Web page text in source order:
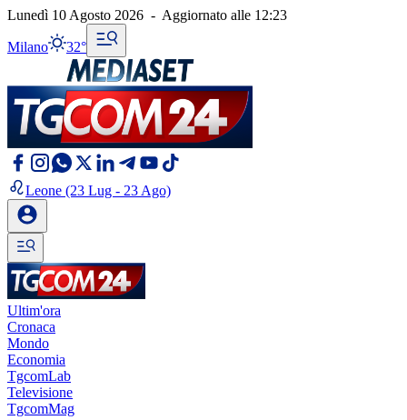
Lunedì 10 Agosto 2026 - Aggiornato alle 12:23
Milano 32°
Leone (23 Lug - 23 Ago)
Ultim'ora
Cronaca
Mondo
Economia
TgcomLab
Televisione
TgcomMag